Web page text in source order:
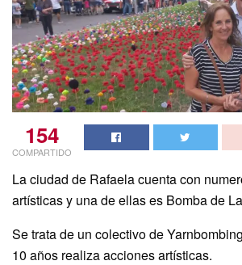
154
COMPARTIDO
La ciudad de Rafaela cuenta con
artísticas y una de ellas es Bomba de
Se trata de un colectivo de
10 años realiza acciones artísticas.